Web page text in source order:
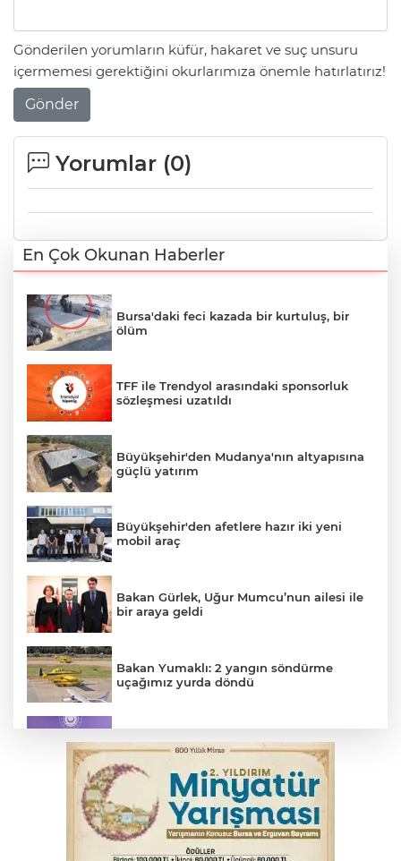
Gönderilen yorumların küfür, hakaret ve suç unsuru
içermemesi gerektiğini okurlarımıza önemle hatırlatırız!
Gönder
Yorumlar (0)
En Çok Okunan Haberler
Bursa'daki feci kazada bir kurtuluş, bir
ölüm
TFF ile Trendyol arasındaki sponsorluk
sözleşmesi uzatıldı
Büyükşehir'den Mudanya'nın altyapısına
güçlü yatırım
Büyükşehir'den afetlere hazır iki yeni
mobil araç
Bakan Gürlek, Uğur Mumcu’nun ailesi ile
bir araya geldi
Bakan Yumaklı: 2 yangın söndürme
uçağımız yurda döndü
milletimize hayırlı olsun
Osmangazi’de kaldırım işgaline geçit yok